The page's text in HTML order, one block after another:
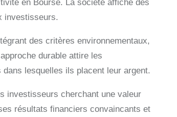
en Bourse. La société affiche des
investisseurs.
des critères environnementaux,
durable attire les
lesquelles ils placent leur argent.
investisseurs cherchant une valeur
résultats financiers convaincants et